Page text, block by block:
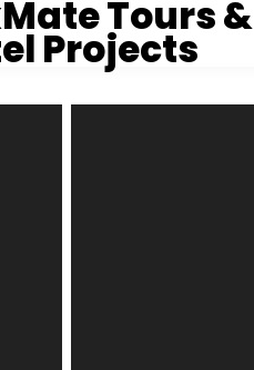
Tours &
Projects